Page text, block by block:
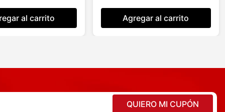
al carrito Agregar al carrito
QUIERO MI CUPÓN